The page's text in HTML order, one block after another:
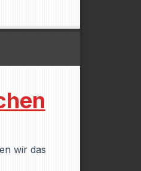
wir das